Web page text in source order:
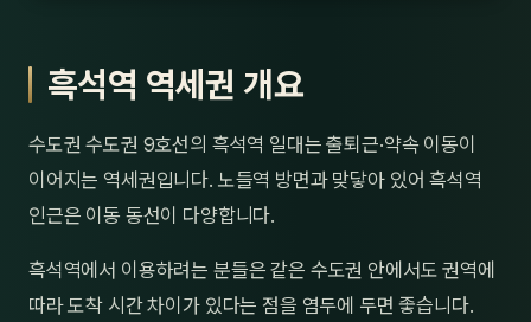
흑석역 역세권 개요
수도권 수도권 9호선의 흑석역 일대는 출퇴근·약속 이동이
이어지는 역세권입니다. 노들역 방면과 맞닿아 있어 흑석역
인근은 이동 동선이 다양합니다.
흑석역에서 이용하려는 분들은 같은 수도권 안에서도 권역에
따라 도착 시간 차이가 있다는 점을 염두에 두면 좋습니다.